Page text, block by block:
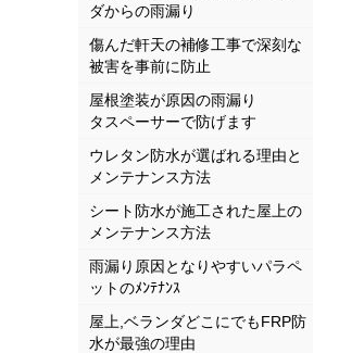
ダからの雨漏り
傷んだ軒天の補修工事で深刻な
被害を事前に防止
屋根塗装が原因の雨漏り
タスペーサーで防げます
ウレタン防水が選ばれる理由と
メンテナンス方法
シート防水が施工された屋上の
メンテナンス方法
雨漏り原因となりやすいパラペ
ットのﾒﾝﾃﾅﾝｽ
屋上,ベランダどこにでもFRP防
水が最強の理由